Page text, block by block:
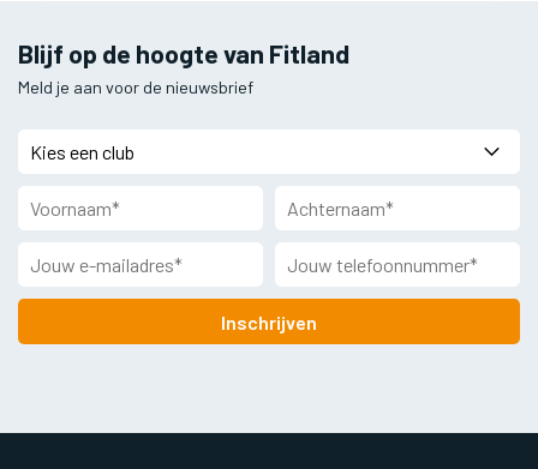
Blijf op de hoogte van Fitland
Meld je aan voor de nieuwsbrief
Inschrijven